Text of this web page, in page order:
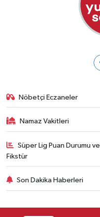
Nöbetçi Eczaneler
Namaz Vakitleri
Süper Lig Puan Durumu ve
Fikstür
Son Dakika Haberleri